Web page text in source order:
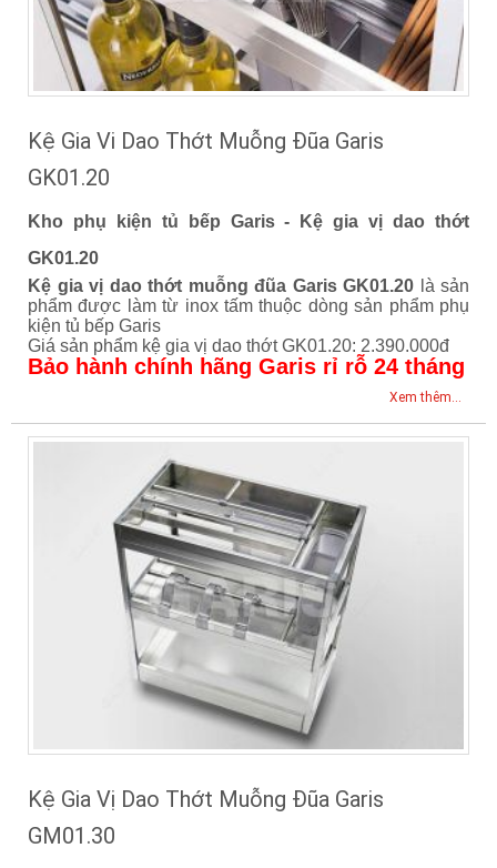
Kệ Gia Vi Dao Thớt Muỗng Đũa Garis
GK01.20
Kho phụ kiện tủ bếp Garis - Kệ gia vị dao thớt
GK01.20
Kệ gia vị dao thớt muỗng đũa Garis GK01.20 là sản
phẩm được làm từ inox tấm thuộc dòng sản phẩm phụ
kiện tủ bếp Garis
Giá sản phẩm kệ gia vị dao thớt GK01.20: 2.390.000đ
Bảo hành chính hãng Garis rỉ rỗ 24 tháng
Xem thêm...
Kệ Gia Vị Dao Thớt Muỗng Đũa Garis
GM01.30